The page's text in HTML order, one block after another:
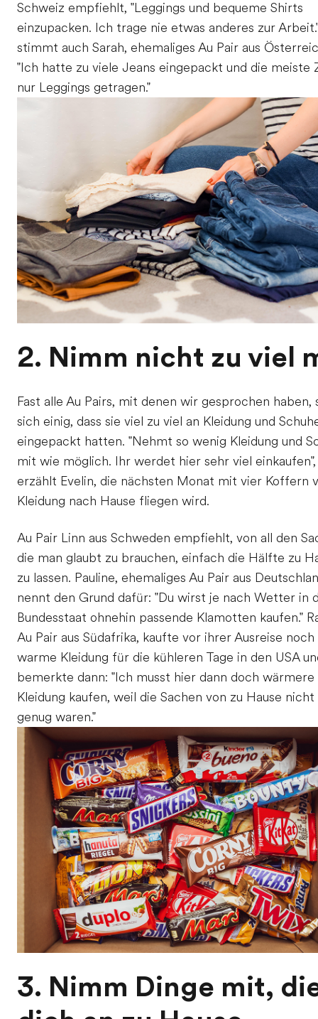
Schweiz empfiehlt, "Leggings und bequeme Shirts
einzupacken. Ich trage nie etwas anderes zur
stimmt auch Sarah, ehemaliges Au Pair aus
"Ich hatte zu viele Jeans eingepackt und die meiste
nur Leggings getragen."
2. Nimm nicht zu viel
Fast alle Au Pairs, mit denen wir gesprochen haben,
sich einig, dass sie viel zu viel an Kleidung und
eingepackt hatten. "Nehmt so wenig Kleidung und
mit wie möglich. Ihr werdet hier sehr viel einkaufen",
erzählt Evelin, die nächsten Monat mit vier Koffern
Kleidung nach Hause fliegen wird.
Au Pair Linn aus Schweden empfiehlt, von all den
die man glaubt zu brauchen, einfach die Hälfte zu
zu lassen. Pauline, ehemaliges Au Pair aus
nennt den Grund dafür: "Du wirst je nach Wetter in
Bundesstaat ohnehin passende Klamotten kaufen."
Au Pair aus Südafrika, kaufte vor ihrer Ausreise noch
warme Kleidung für die kühleren Tage in den USA
bemerkte dann: "Ich musst hier dann doch wärmere
Kleidung kaufen, weil die Sachen von zu Hause
genug waren."
3. Nimm Dinge mit,